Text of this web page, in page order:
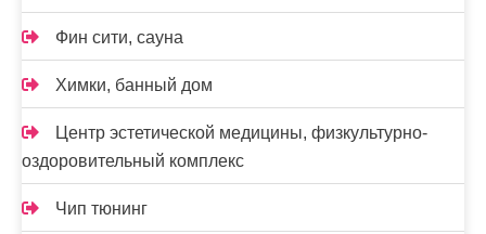
Фин сити, сауна
Химки, банный дом
Центр эстетической медицины, физкультурно-
оздоровительный комплекс
Чип тюнинг